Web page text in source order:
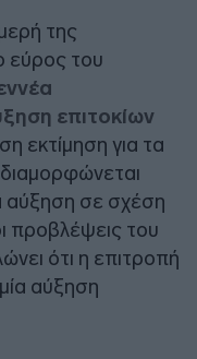
της
εύρος του
επιτοκίων
εκτίμηση για τα
αύξηση σε σχέση
προβλέψεις του
ότι η επιτροπή
αύξηση